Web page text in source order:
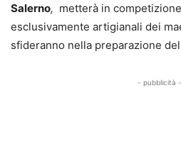
Salerno, metterà in
esclusivamente artigianali dei
sfideranno nella preparazione
- pubblicità -